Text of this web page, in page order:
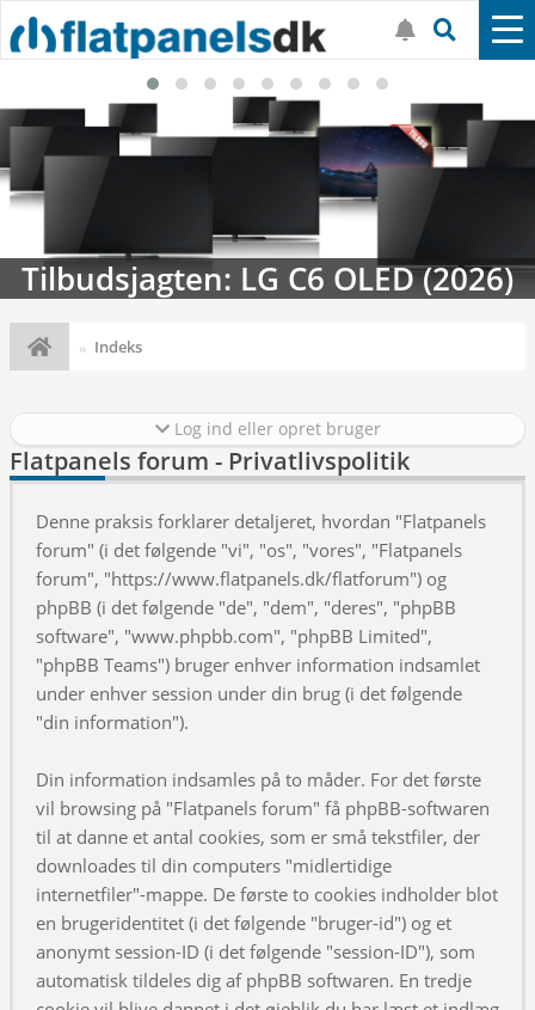
Tilbudsjagten: LG C6 OLED (2026)
Indeks
Log ind eller opret bruger
Flatpanels forum - Privatlivspolitik
Denne praksis forklarer detaljeret, hvordan "Flatpanels
forum" (i det følgende "vi", "os", "vores", "Flatpanels
forum", "https://www.flatpanels.dk/flatforum") og
phpBB (i det følgende "de", "dem", "deres", "phpBB
software", "www.phpbb.com", "phpBB Limited",
"phpBB Teams") bruger enhver information indsamlet
under enhver session under din brug (i det følgende
"din information").
Din information indsamles på to måder. For det første
vil browsing på "Flatpanels forum" få phpBB-softwaren
til at danne et antal cookies, som er små tekstfiler, der
downloades til din computers "midlertidige
internetfiler"-mappe. De første to cookies indholder blot
en brugeridentitet (i det følgende "bruger-id") og et
anonymt session-ID (i det følgende "session-ID"), som
automatisk tildeles dig af phpBB softwaren. En tredje